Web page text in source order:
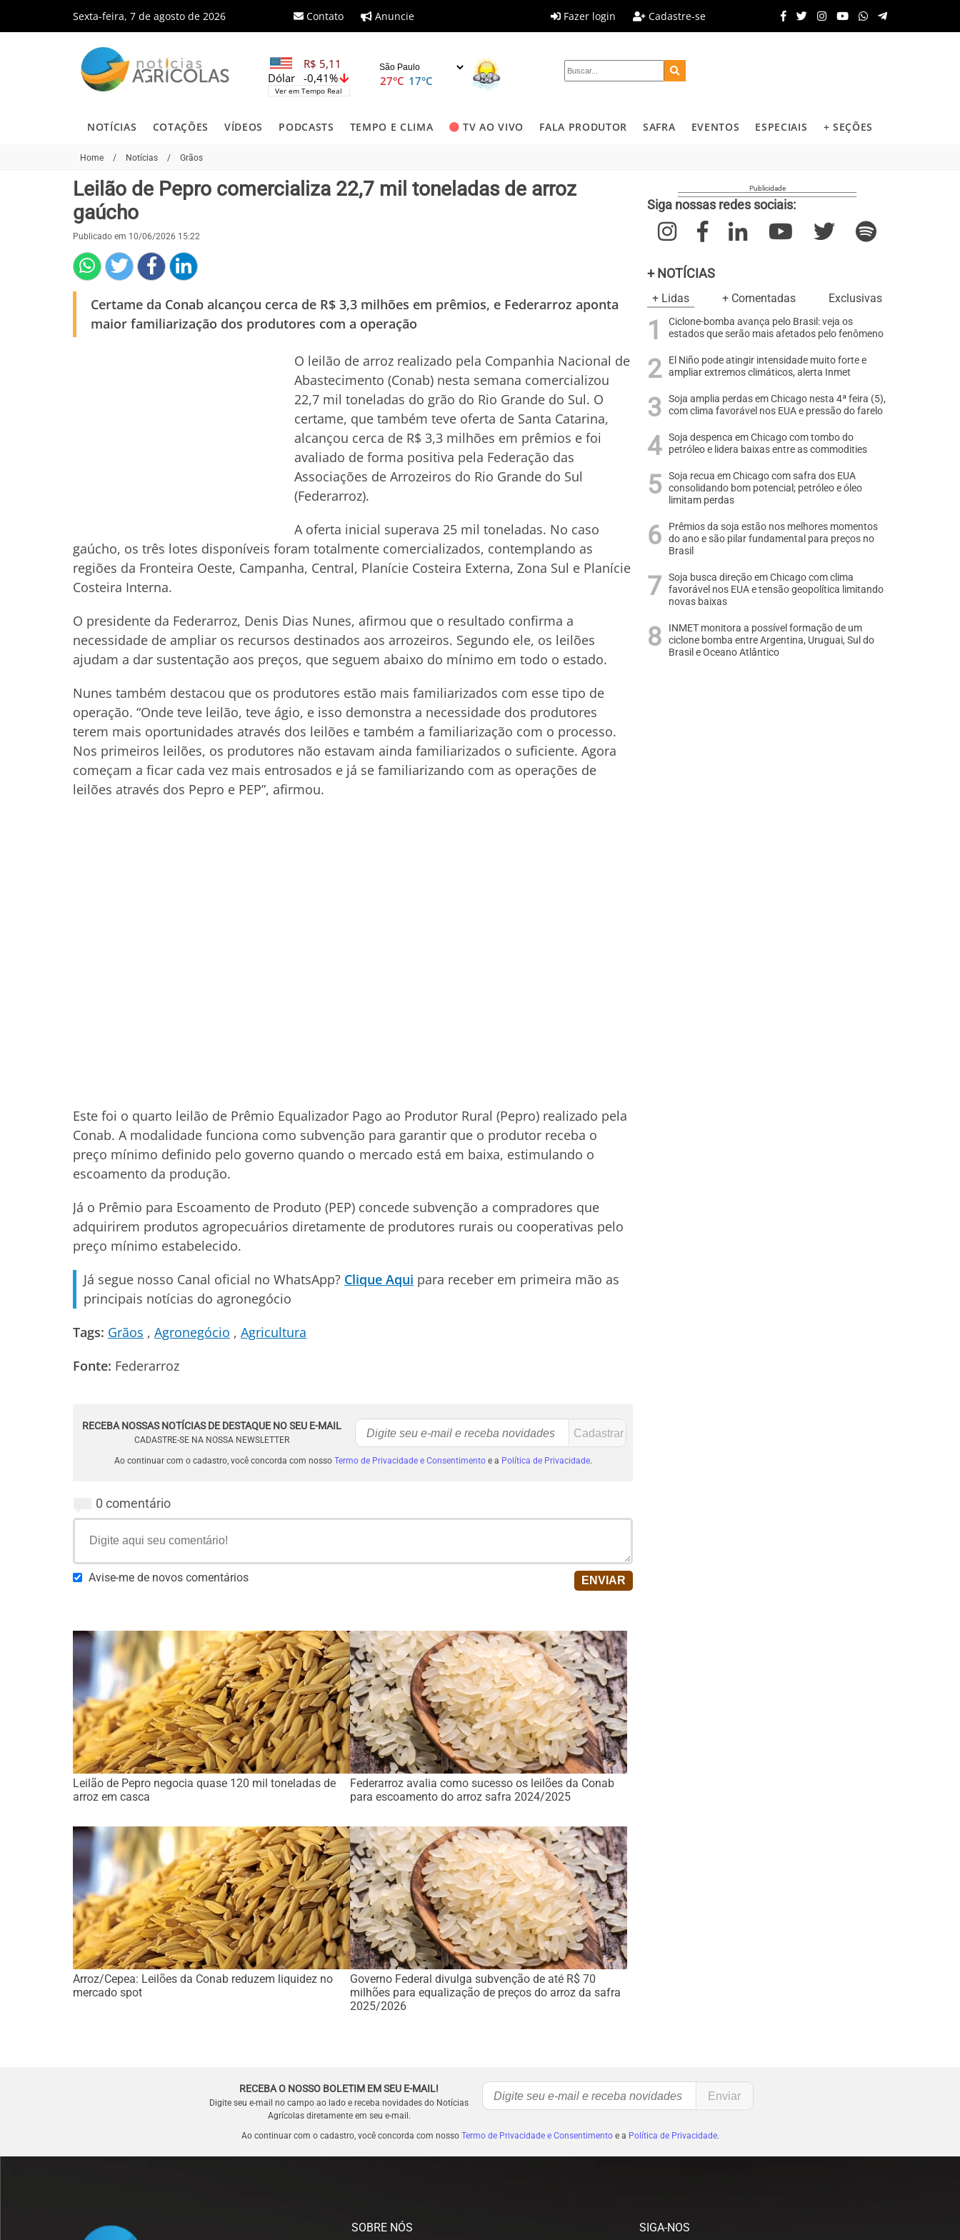
Sexta-feira, 7 de agosto de 2026 Contato Anuncie Fazer login Cadastre-se
R$ 5,11
-0,41%
Dólar
Ver em Tempo Real
27°C 17°C
NOTÍCIAS COTAÇÕES VÍDEOS PODCASTS TEMPO E CLIMA TV AO VIVO FALA PRODUTOR SAFRA EVENTOS ESPECIAIS + SEÇÕES
Home / Notícias / Grãos
Leilão de Pepro comercializa 22,7 mil toneladas de arroz
gaúcho
Publicado em 10/06/2026 15:22
Certame da Conab alcançou cerca de R$ 3,3 milhões em prêmios, e Federarroz aponta
maior familiarização dos produtores com a operação
O leilão de arroz realizado pela Companhia Nacional de
Abastecimento (Conab) nesta semana comercializou
22,7 mil toneladas do grão do Rio Grande do Sul. O
certame, que também teve oferta de Santa Catarina,
alcançou cerca de R$ 3,3 milhões em prêmios e foi
avaliado de forma positiva pela Federação das
Associações de Arrozeiros do Rio Grande do Sul
(Federarroz).
A oferta inicial superava 25 mil toneladas. No caso
gaúcho, os três lotes disponíveis foram totalmente comercializados, contemplando as
regiões da Fronteira Oeste, Campanha, Central, Planície Costeira Externa, Zona Sul e Planície
Costeira Interna.
O presidente da Federarroz, Denis Dias Nunes, afirmou que o resultado confirma a
necessidade de ampliar os recursos destinados aos arrozeiros. Segundo ele, os leilões
ajudam a dar sustentação aos preços, que seguem abaixo do mínimo em todo o estado.
Nunes também destacou que os produtores estão mais familiarizados com esse tipo de
operação. “Onde teve leilão, teve ágio, e isso demonstra a necessidade dos produtores
terem mais oportunidades através dos leilões e também a familiarização com o processo.
Nos primeiros leilões, os produtores não estavam ainda familiarizados o suficiente. Agora
começam a ficar cada vez mais entrosados e já se familiarizando com as operações de
leilões através dos Pepro e PEP”, afirmou.
Este foi o quarto leilão de Prêmio Equalizador Pago ao Produtor Rural (Pepro) realizado pela
Conab. A modalidade funciona como subvenção para garantir que o produtor receba o
preço mínimo definido pelo governo quando o mercado está em baixa, estimulando o
escoamento da produção.
Já o Prêmio para Escoamento de Produto (PEP) concede subvenção a compradores que
adquirirem produtos agropecuários diretamente de produtores rurais ou cooperativas pelo
preço mínimo estabelecido.
Já segue nosso Canal oficial no WhatsApp? Clique Aqui para receber em primeira mão as
principais notícias do agronegócio
Tags: Grãos Agronegócio
Agricultura
Fonte: Federarroz
RECEBA NOSSAS NOTÍCIAS DE DESTAQUE NO SEU E-MAIL
CADASTRE-SE NA NOSSA NEWSLETTER
Ao continuar com o cadastro, você concorda com nosso Termo de Privacidade e Consentimentoe a Política de Privacidade.
0 comentário
Avise-me de novos comentários
Leilão de Pepro negocia quase 120 mil toneladas de
arroz em casca
Federarroz avalia como sucesso os leilões da Conab
para escoamento do arroz safra 2024/2025
Arroz/Cepea: Leilões da Conab reduzem liquidez no
mercado spot
Governo Federal divulga subvenção de até R$ 70
milhões para equalização de preços do arroz da safra
2025/2026
Siga nossas redes sociais:
+ NOTÍCIAS
+ Lidas + Comentadas Exclusivas
Ciclone-bomba avança pelo Brasil: veja os
estados que serão mais afetados pelo fenômeno
El Niño pode atingir intensidade muito forte e
ampliar extremos climáticos, alerta Inmet
Soja amplia perdas em Chicago nesta 4ª feira (5),
com clima favorável nos EUA e pressão do farelo
Soja despenca em Chicago com tombo do
petróleo e lidera baixas entre as commodities
Soja recua em Chicago com safra dos EUA
consolidando bom potencial; petróleo e óleo
limitam perdas
Prêmios da soja estão nos melhores momentos
do ano e são pilar fundamental para preços no
Brasil
Soja busca direção em Chicago com clima
favorável nos EUA e tensão geopolítica limitando
novas baixas
INMET monitora a possível formação de um
ciclone bomba entre Argentina, Uruguai, Sul do
Brasil e Oceano Atlântico
RECEBA O NOSSO BOLETIM EM SEU E-MAIL!
Digite seu e-mail no campo ao lado e receba novidades do Notícias
Agrícolas diretamente em seu e-mail.
Ao continuar com o cadastro, você concorda com nosso Termo de Privacidade e Consentimentoe a Política de Privacidade.
SOBRE NÓS SIGA-NOS